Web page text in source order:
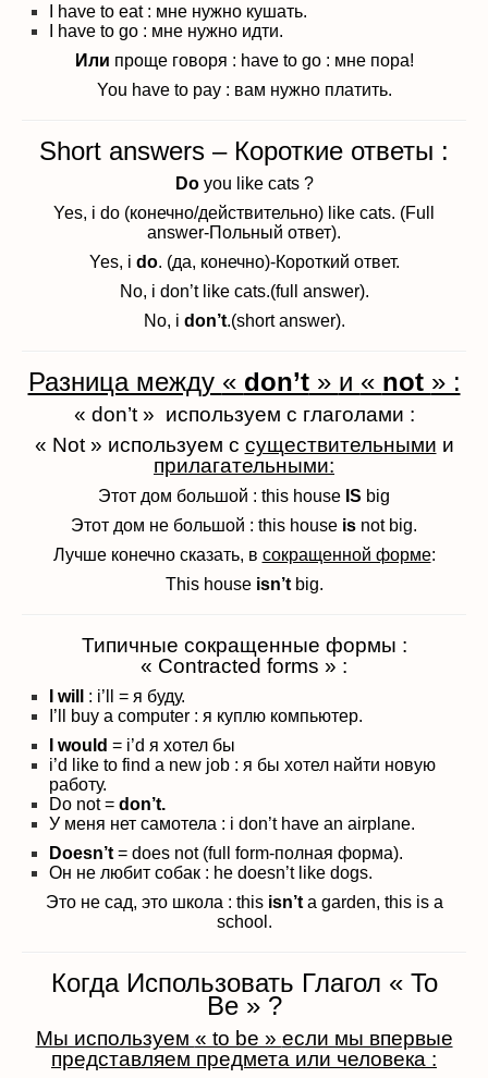
I have to eat : мне нужно кушать.
I have to go : мне нужно идти.
Или проще говоря : have to go : мне пора!
You have to pay : вам нужно платить.
Short answers – Короткие ответы :
Doyou like cats ?
Yes, i do (конечно/действительно) like cats. (Full
answer-Польный ответ).
Yes, i do. (да, конечно)-Короткий ответ.
No, i don’t like cats.(full answer).
No, i don’t.(short answer).
Разница между « don’t» и « not » :
« don’t » используем с глаголами :
« Not » используем с существительными и
прилагательными:
Этот дом большой : this house IS big
Этот дом не большой : this house is not big.
Лучше конечно сказать, в сокращенной форме:
This houseisn’tbig.
Типичные сокращенные формы :
« Contracted forms » :
I will
: i’ll = я буду.
I’ll buy a computer : я куплю компьютер.
I would = i’d я хотел бы
i’d like to find a new job : я бы хотел найти новую
работу.
Do not = don’t.
У меня нет самотела : i don’t have an airplane.
Doesn’t = does not (full form-полная форма).
Он не любит собак : he doesn’t like dogs.
Это не сад, это школа : thisisn’ta garden, this is a
school.
Когда Использовать Глагол « To
Be » ?
Мы используем « to be » если мы впервые
представляем предмета или человека :